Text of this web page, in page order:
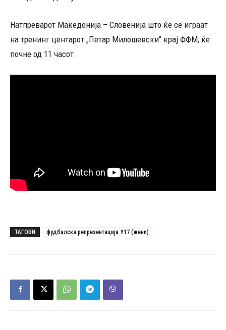
Натпреварот Македонија – Словенија што ќе се играат
на тренинг центарот „Петар Милошевски“ крај ФФМ, ќе
почне од 11 часот.
ТАГОВИ фудбалска репрезентација У17 (жени)